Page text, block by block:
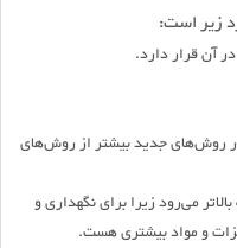
زیر است:
آن قرار دارد.
روش‌های جدید بیشتر از روش‌های
می‌رود زیرا برای نگهداری و
و مواد بیشتری هست.